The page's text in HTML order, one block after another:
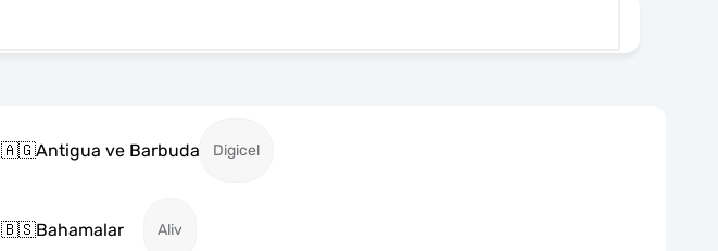
🇦🇬Antigua ve Barbuda Digicel
🇧🇸Bahamalar Aliv